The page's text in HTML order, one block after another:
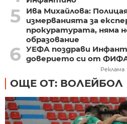
5
Ива Михайлова:
измерванията за
прокуратурата, няма
образование
6 УЕФА поздрави
доверието си от
Реклама
ОЩЕ ОТ: ВОЛЕЙБОЛ